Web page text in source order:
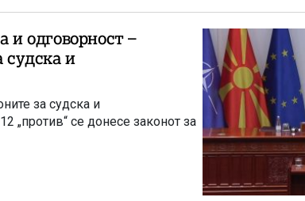
и одговорност –
судска и
за судска и
„против“ се донесе законот за